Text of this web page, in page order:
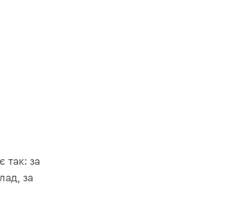
так: за
за